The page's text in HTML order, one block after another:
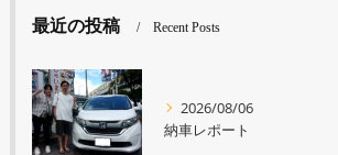
最近の投稿 Recent Posts
2026/08/06
納車レポート